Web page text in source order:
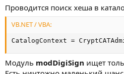
Проводится поиск хеша в
VB.NET / VBA:
CatalogContext =
Модуль modDigiSign ищет